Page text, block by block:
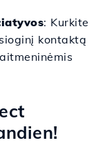
: Kurkite
kontaktą